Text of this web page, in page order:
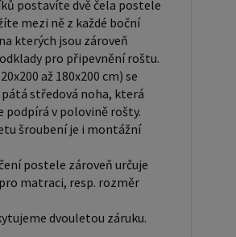
Masiv
který je známý svou dobrou
trvanlivostí. Borovicové dřevo
dřeviny. Je o malinko tvrdší
ale lépe se opracovává.
vyniká krásnou barvou a
Má světlou barvu, která díky
přechází až do oranžovo
odstínu. Tento
používán v nábytkářství,
postelí nebo knihoven.
postavíte dvě čela postele
mezi ně z každé boční
kterých jsou zároveň
pro připevnění roštu.
až 180x200 cm) se
středová noha, která
v polovině rošty.
šroubení je i montážní
postele zároveň určuje
matraci, resp. rozměr
dvouletou záruku.